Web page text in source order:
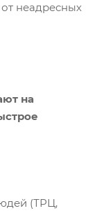
неадресных
на
(ТРЦ,